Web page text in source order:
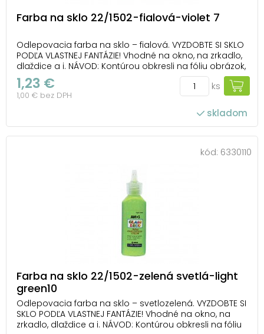
Farba na sklo 22/1502-fialová-violet 7
Odlepovacia farba na sklo – fialová. VYZDOBTE SI SKLO
PODĽA VLASTNEJ FANTÁZIE! Vhodné na okno, na zrkadlo,
dlaždice a i. NÁVOD: Kontúrou obkresli na fóliu obrázok,
nechaj ho 1-2 hodiny zaschnúť. Vyfarbi a po 24
hodinách ho opatrne odlep z fólie a umiestni ho na
zvolený povrch. Farba je ľahk...
1,23 €
1,00 € bez DPH
ks
skladom
kód: 6330110
Farba na sklo 22/1502-zelená svetlá-light
green10
Odlepovacia farba na sklo – svetlozelená. VYZDOBTE SI
SKLO PODĽA VLASTNEJ FANTÁZIE! Vhodné na okno, na
zrkadlo, dlaždice a i. NÁVOD: Kontúrou obkresli na fóliu